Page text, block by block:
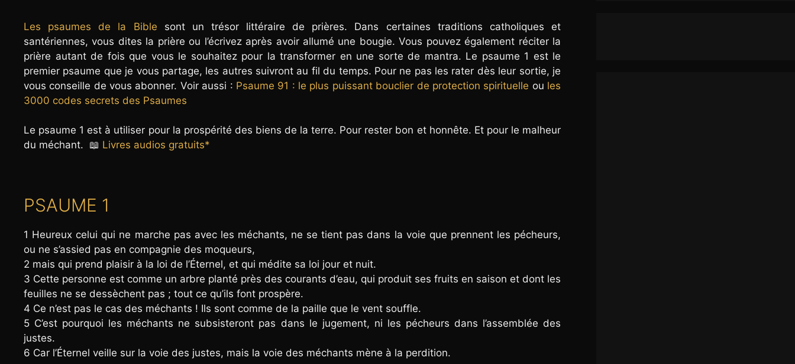
Les psaumes de la Bible sont un trésor littéraire de prières. Dans certaines traditions catholiques et
santériennes, vous dites la prière ou l’écrivez après avoir allumé une bougie. Vous pouvez également réciter la
prière autant de fois que vous le souhaitez pour la transformer en une sorte de mantra. Le psaume 1 est le
premier psaume que je vous partage, les autres suivront au fil du temps. Pour ne pas les rater dès leur sortie, je
vous conseille de vous abonner. Voir aussi : Psaume 91 : le plus puissant bouclier de protection spirituelle ou les
3000 codes secrets des Psaumes
Le psaume 1 est à utiliser pour la prospérité des biens de la terre. Pour rester bon et honnête. Et pour le malheur
du méchant. 📖 Livres audios gratuits*
PSAUME 1
1 Heureux celui qui ne marche pas avec les méchants, ne se tient pas dans la voie que prennent les pécheurs,
ou ne s’assied pas en compagnie des moqueurs,
2 mais qui prend plaisir à la loi de l’Éternel, et qui médite sa loi jour et nuit.
3 Cette personne est comme un arbre planté près des courants d’eau, qui produit ses fruits en saison et dont les
feuilles ne se dessèchent pas ; tout ce qu’ils font prospère.
4 Ce n’est pas le cas des méchants ! Ils sont comme de la paille que le vent souffle.
5 C’est pourquoi les méchants ne subsisteront pas dans le jugement, ni les pécheurs dans l’assemblée des
justes.
6 Car l’Éternel veille sur la voie des justes, mais la voie des méchants mène à la perdition.